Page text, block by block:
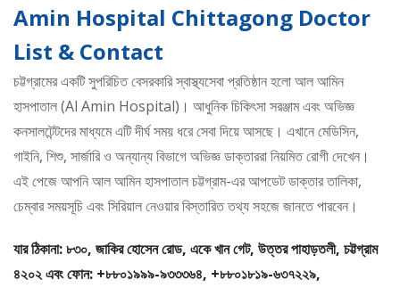
Amin Hospital Chittagong Doctor
List & Contact
চট্টগ্রামের একটি সুপরিচিত বেসরকারি স্বাস্থ্যসেবা প্রতিষ্ঠান হলো আল আমিন
হাসপাতাল (Al Amin Hospital)। আধুনিক চিকিৎসা সরঞ্জাম এবং অভিজ্ঞ
কনসালটেন্টদের মাধ্যমে এটি দীর্ঘ সময় ধরে সেবা দিয়ে আসছে। এখানে মেডিসিন,
গাইনি, শিশু, সার্জারি ও অন্যান্য বিভাগে অভিজ্ঞ ডাক্তাররা নিয়মিত রোগী দেখেন।
এই পেজে আপনি আল আমিন হাসপাতাল চট্টগ্রাম-এর আপডেট ডাক্তার তালিকা,
চেম্বার সময়সূচি এবং সিরিয়াল নেওয়ার বিস্তারিত তথ্য সহজে জানতে পারবেন।
যার ঠিকানা: ৮৩০, জাকির হোসেন রোড, একে খান গেট, উত্তর পাহাড়তলী, চট্টগ্রাম
৪২০২ এবং ফোন: +৮৮০১৯৯৯-৯৩৩৩৬৪, +৮৮০১৮১৯-৬৩৭২২৯,